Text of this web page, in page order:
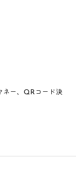
ネー、QRコード決